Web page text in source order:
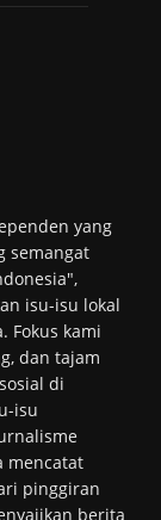
yang
semangat
isu-isu lokal
Fokus kami
dan tajam
di
isu
mencatat
pinggiran
berita